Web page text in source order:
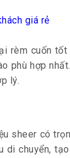
rèm cuốn
phù hợp
lý.
sheer có
chuyển,